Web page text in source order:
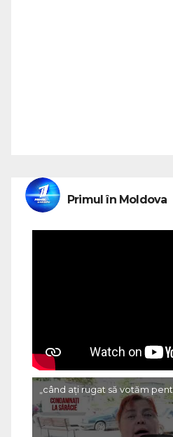
Primul în Moldova
„când ați rugat să votăm